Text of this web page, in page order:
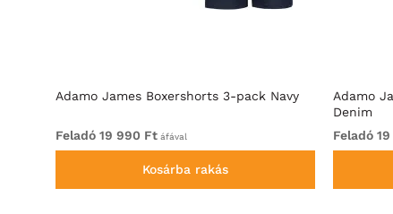
Adamo James Boxershorts 3-pack Navy
Feladó 19 990 Ft áfával
Kosárba rakás
Adamo
Denim
Feladó